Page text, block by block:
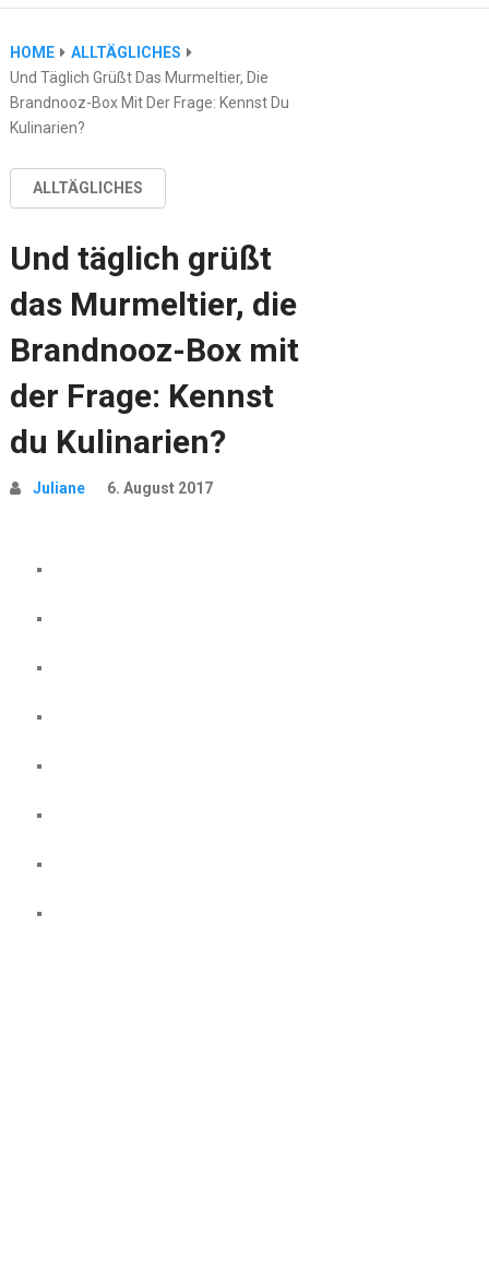
HOME
ALLTÄGLICHES
Und Täglich Grüßt Das Murmeltier, Die
Brandnooz-Box Mit Der Frage: Kennst Du
Kulinarien?
ALLTÄGLICHES
Und täglich grüßt
das Murmeltier, die
Brandnooz-Box mit
der Frage: Kennst
du Kulinarien?
Juliane 6. August 2017